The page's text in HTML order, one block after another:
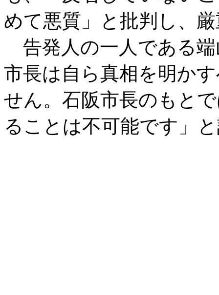
めて悪質」と批判し、
告発人の一人である端
市長は自ら真相を明か
せん。石阪市長のもと
ることは不可能です」